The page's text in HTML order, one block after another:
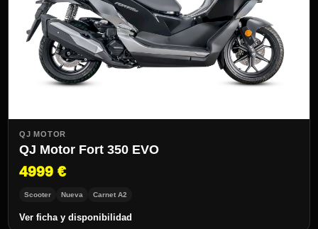
QJ MOTOR
QJ Motor Fort 350 EVO
4999 €
Scooter Nueva Carnet A2
Ver ficha y disponibilidad